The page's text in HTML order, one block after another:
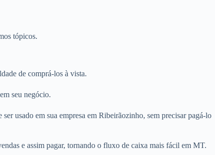
tópicos.
de comprá-los à vista.
seu negócio.
usado em sua empresa em Ribeirãozinho, sem precisar pagá-lo
e assim pagar, tornando o fluxo de caixa mais fácil em MT.